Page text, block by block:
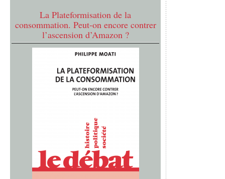
La Plateformisation de la
consommation. Peut-on encore contrer
l’ascension d’Amazon ?